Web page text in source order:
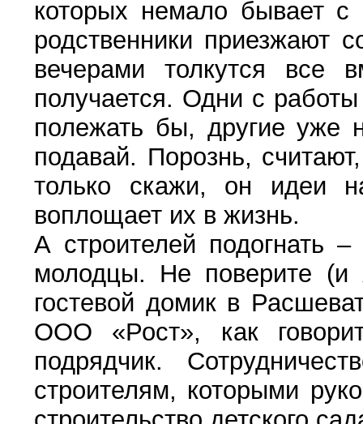
которых немало бывает
родственники приезжают
вечерами толкутся все
получается. Одни с
полежать бы, другие уже
подавай. Порознь,
только скажи, он идеи
воплощает их в жизнь.
А строителей подогнать
молодцы. Не поверите (и
гостевой домик в
ООО «Рост», как
подрядчик.
строителям, которыми